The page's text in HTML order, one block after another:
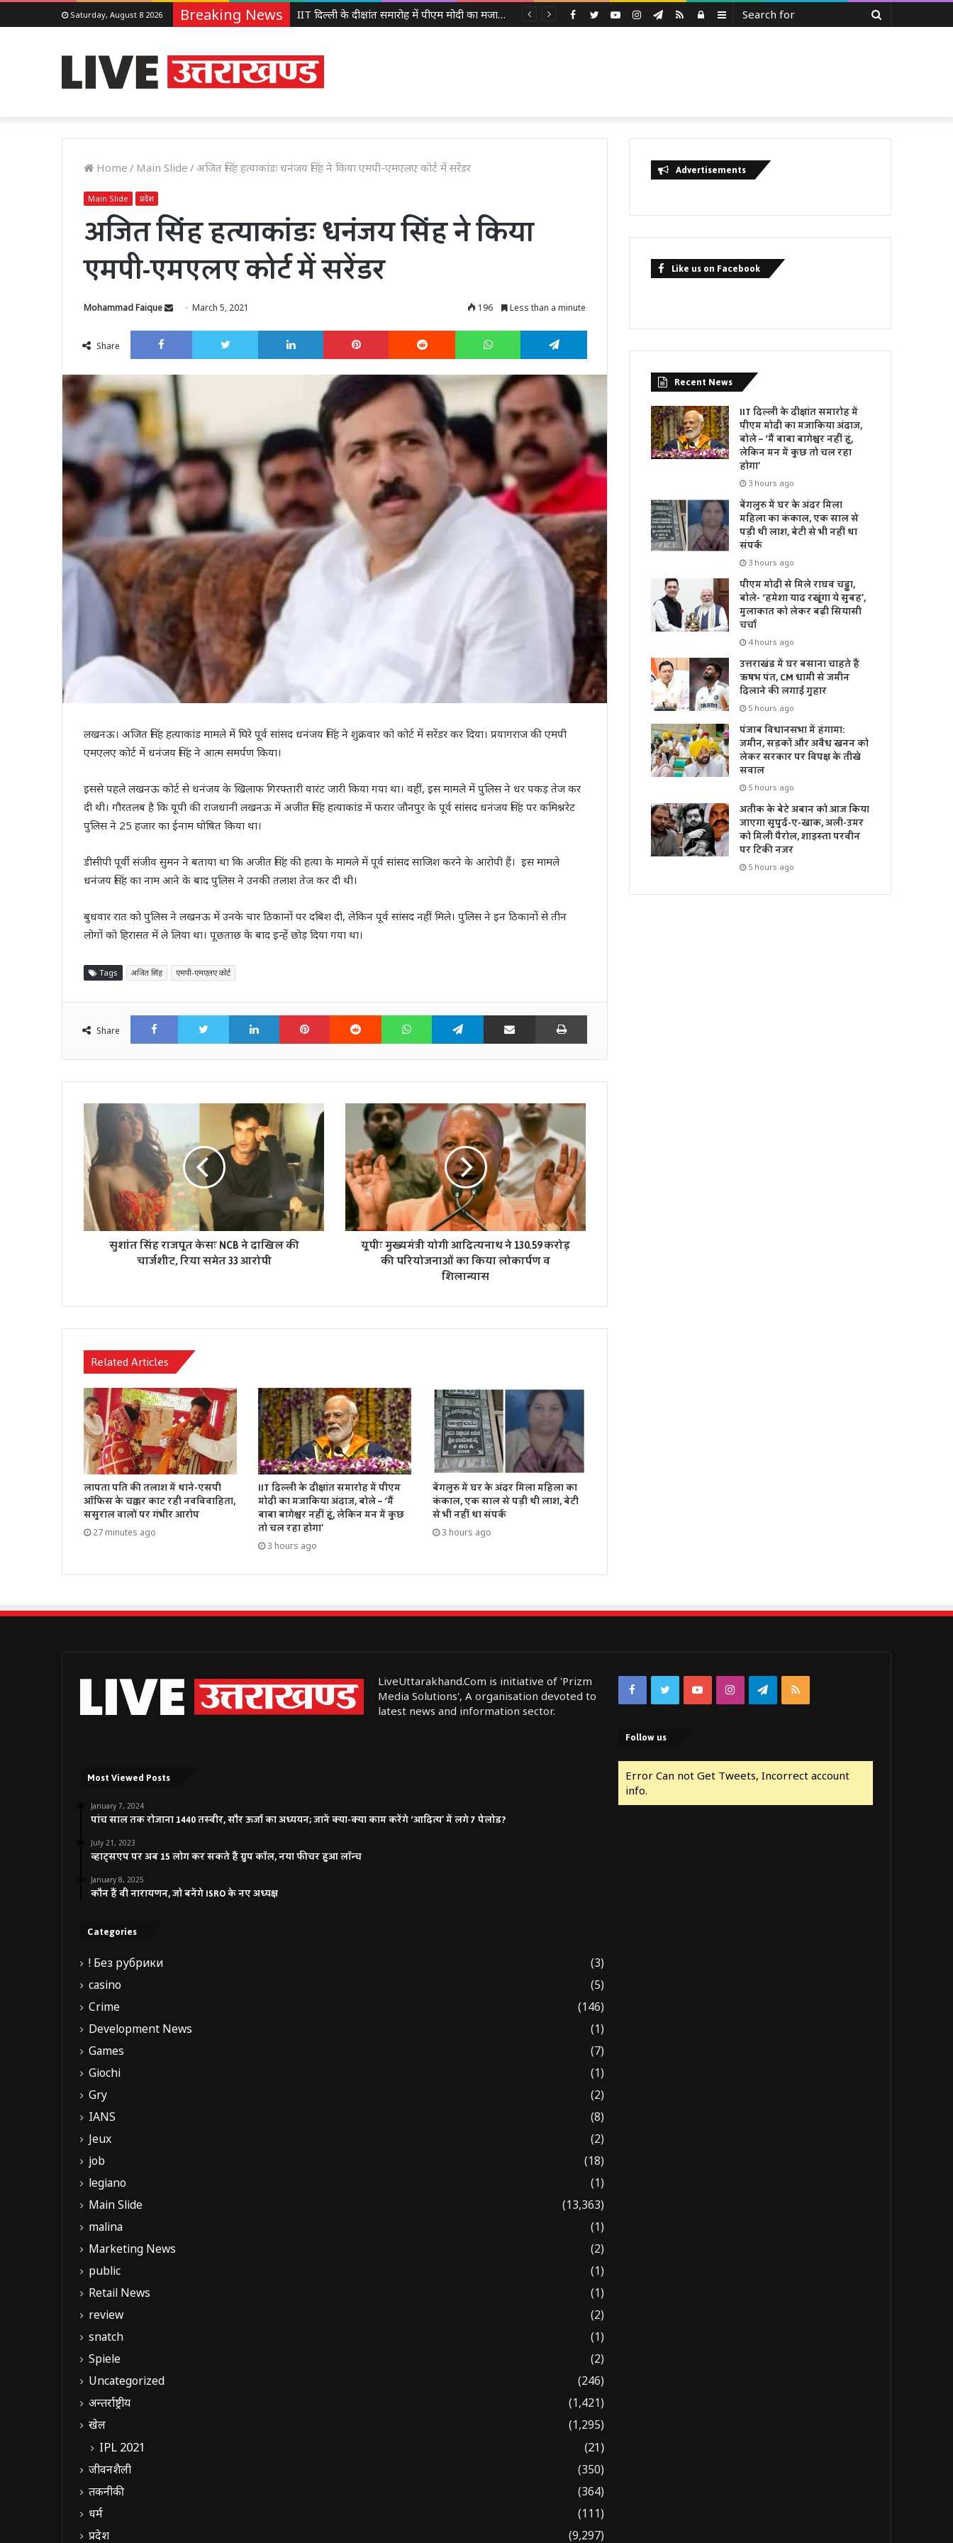
Saturday, August 8 2026 Breaking News IIT दिल्ली के दीक्षांत समारोह में पीएम मोदी का मजाकिया अंदाज, बोले – ‘मैं बाबा बागेश्वर नहीं हूं, लेकिन मन में कुछ तो चल रहा होगा’ Sidebar
Log
RSS
Telegram
Instagram
YouTube
Twitter
Facebook
Home / Main Slide /अजित सिंह हत्याकांडः धनंजय सिंह ने किया एमपी-एमएलए कोर्ट में सरेंडर
Main Slide प्रदेश
अजित सिंह हत्याकांडः धनंजय सिंह ने किया
एमपी-एमएलए कोर्ट में सरेंडर
Mohammad Faique
SendMarch 5, 2021 196 Less than a minute
Share
Facebook Twitter LinkedIn Pinterest Reddit WhatsApp Telegram
लखनऊ। अजित सिंह हत्याकांड मामले में घिरे पूर्व सांसद धनंजय सिंह ने शुक्रवार को कोर्ट में सरेंडर कर दिया। प्रयागराज की एमपी
एमएलए कोर्ट में धनंजय सिंह ने आत्म समर्पण किया।
इससे पहले लखनऊ कोर्ट से धनंजय के खिलाफ गिरफ्तारी वारंट जारी किया गया था। वहीं, इस मामले में पुलिस ने धर पकड़ तेज कर
दी थी। गौरतलब है कि यूपी की राजधानी लखनऊ में अजीत सिंह हत्याकांड में फरार जौनपुर के पूर्व सांसद धनंजय सिंह पर कमिश्नरेट
पुलिस ने 25 हजार का ईनाम घोषित किया था।
डीसीपी पूर्वी संजीव सुमन ने बताया था कि अजीत सिंह की हत्या के मामले में पूर्व सांसद साजिश करने के आरोपी हैं। इस मामले
धनंजय सिंह का नाम आने के बाद पुलिस ने उनकी तलाश तेज कर दी थी।
बुधवार रात को पुलिस ने लखनऊ में उनके चार ठिकानों पर दबिश दी, लेकिन पूर्व सांसद नहीं मिले। पुलिस ने इन ठिकानों से तीन
लोगों को हिरासत में ले लिया था। पूछताछ के बाद इन्हें छोड़ दिया गया था।
Tags अजित सिंह एमपी-एमएलए कोर्ट
Share
FacebookTwitter LinkedIn Pinterest Reddit WhatsAppTelegram Share via Email Print
सुशांत सिंह राजपूत केसः NCB ने दाखिल की
चार्जशीट, रिया समेत 33 आरोपी
यूपीः मुख्यमंत्री योगी आदित्यनाथ ने 130.59 करोड़
की परियोजनाओं का किया लोकार्पण व
शिलान्यास
Related Articles
लापता पति की तलाश में थाने-एसपी
ऑफिस के चक्कर काट रही नवविवाहिता,
ससुराल वालों पर गंभीर आरोप
27 minutes ago
IIT दिल्ली के दीक्षांत समारोह में पीएम
मोदी का मजाकिया अंदाज, बोले – ‘मैं
बाबा बागेश्वर नहीं हूं, लेकिन मन में कुछ
तो चल रहा होगा’
3 hours ago
बेंगलुरु में घर के अंदर मिला महिला का
कंकाल, एक साल से पड़ी थी लाश, बेटी
से भी नहीं था संपर्क
3 hours ago
Advertisements
Like us on Facebook
Recent News
IIT दिल्ली के दीक्षांत समारोह में
पीएम मोदी का मजाकिया अंदाज,
बोले – ‘मैं बाबा बागेश्वर नहीं हूं,
लेकिन मन में कुछ तो चल रहा
होगा’
3 hours ago
बेंगलुरु में घर के अंदर मिला
महिला का कंकाल, एक साल से
पड़ी थी लाश, बेटी से भी नहीं था
संपर्क
3 hours ago
पीएम मोदी से मिले राघव चड्ढा,
बोले- ‘हमेशा याद रखूंगा ये सुबह’,
मुलाकात को लेकर बढ़ी सियासी
चर्चा
4 hours ago
उत्तराखंड में घर बसाना चाहते हैं
ऋषभ पंत, CM धामी से जमीन
दिलाने की लगाई गुहार
5 hours ago
पंजाब विधानसभा में हंगामा:
जमीन, सड़कों और अवैध खनन को
लेकर सरकार पर विपक्ष के तीखे
सवाल
5 hours ago
अतीक के बेटे अबान को आज किया
जाएगा सुपुर्द-ए-खाक, अली-उमर
को मिली पैरोल, शाइस्ता परवीन
पर टिकी नजर
5 hours ago
LiveUttarakhand.Com is initiative of 'Prizm
Media Solutions', A organisation devoted to
latest news and information sector.
Most Viewed Posts
January 7, 2024
पांच साल तक रोजाना 1440 तस्वीर, सौर ऊर्जा का अध्ययन; जानें क्या-क्या काम करेंगे ‘आदित्य’ में लगे 7 पेलोड?
July 21, 2023
व्हाट्सएप पर अब 15 लोग कर सकते हैं ग्रुप कॉल, नया फीचर हुआ लॉन्च
January 8, 2025
कौन हैं वी नारायणन, जो बनेंगे ISRO के नए अध्यक्ष
Categories
! Без рубрики
(3)
casino
(5)
Crime
(146)
Development News
(1)
Games
(7)
Giochi
(1)
Gry
(2)
IANS
(8)
Jeux
(2)
job
(18)
legiano
(1)
Main Slide
(13,363)
malina
(1)
Marketing News
(2)
public
(1)
Retail News
(1)
review
(2)
snatch
(1)
Spiele
(2)
Uncategorized
(246)
अन्तर्राष्ट्रीय
(1,421)
खेल
(1,295)
IPL 2021 (21)
जीवनशैली
(350)
तकनीकी
(364)
धर्म
(111)
प्रदेश
(9,297)
FacebookTwitterYouTubeInstagramTelegram
RSS
Follow us
Error Can not Get Tweets, Incorrect account
info.